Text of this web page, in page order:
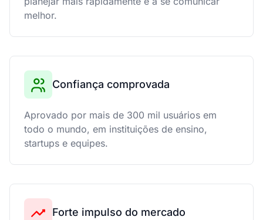
melhor.
Confiança comprovada
Aprovado por mais de 300 mil usuários em
todo o mundo, em instituições de ensino,
startups e equipes.
Forte impulso do mercado